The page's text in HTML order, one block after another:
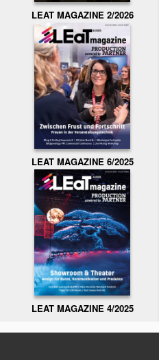
LEAT MAGAZINE 2/2026
LEAT MAGAZINE 6/2025
LEAT MAGAZINE 4/2025